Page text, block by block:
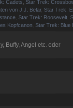
Cadets ,Star Trek:
von J.J. Belar,Star Trek:
,Star Trek: Roosevelt ,
Kopfcanon ,Star Trek: Blue
Buffy, Angel etc. oder